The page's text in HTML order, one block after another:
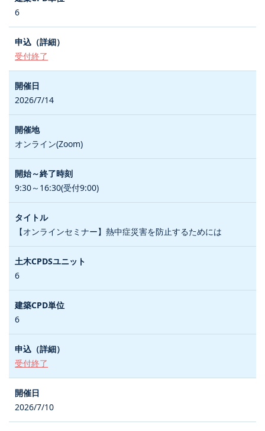
6
受付終了
2026/7/14
オンライン(Zoom)
9:30～16:30(受付9:00)
【オンラインセミナー】熱中症災害を防止するためには
6
6
受付終了
2026/7/10